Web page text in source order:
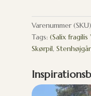
Varenummer
Tags: (Salix fragilis
Skørpil,